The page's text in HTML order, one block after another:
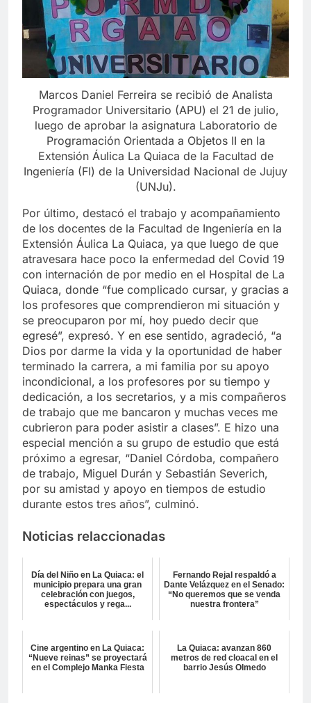
Marcos Daniel Ferreira se recibió de Analista
Programador Universitario (APU) el 21 de julio,
luego de aprobar la asignatura Laboratorio de
Programación Orientada a Objetos II en la
Extensión Áulica La Quiaca de la Facultad de
Ingeniería (FI) de la Universidad Nacional de Jujuy
(UNJu).
Por último, destacó el trabajo y acompañamiento
de los docentes de la Facultad de Ingeniería en la
Extensión Áulica La Quiaca, ya que luego de que
atravesara hace poco la enfermedad del Covid 19
con internación de por medio en el Hospital de La
Quiaca, donde “fue complicado cursar, y gracias a
los profesores que comprendieron mi situación y
se preocuparon por mí, hoy puedo decir que
egresé”, expresó. Y en ese sentido, agradeció, “a
Dios por darme la vida y la oportunidad de haber
terminado la carrera, a mi familia por su apoyo
incondicional, a los profesores por su tiempo y
dedicación, a los secretarios, y a mis compañeros
de trabajo que me bancaron y muchas veces me
cubrieron para poder asistir a clases”. E hizo una
especial mención a su grupo de estudio que está
próximo a egresar, “Daniel Córdoba, compañero
de trabajo, Miguel Durán y Sebastián Severich,
por su amistad y apoyo en tiempos de estudio
durante estos tres años”, culminó.
Noticias relaccionadas
Día del Niño en La Quiaca: el
municipio prepara una gran
celebración con juegos,
espectáculos y rega...
Fernando Rejal respaldó a
Dante Velázquez en el Senado:
“No queremos que se venda
nuestra frontera”
Cine argentino en La Quiaca:
“Nueve reinas” se proyectará
en el Complejo Manka Fiesta
La Quiaca: avanzan 860
metros de red cloacal en el
barrio Jesús Olmedo